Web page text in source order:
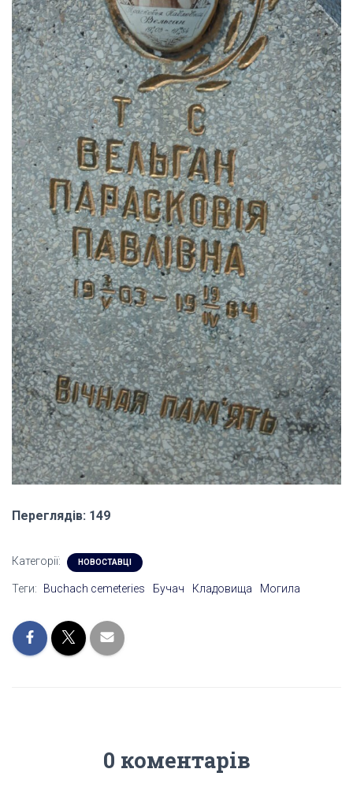
Переглядів: 149
Категорії: НОВОСТАВЦІ
Теги: Buchach cemeteries Бучач Кладовища Могила
0 коментарів